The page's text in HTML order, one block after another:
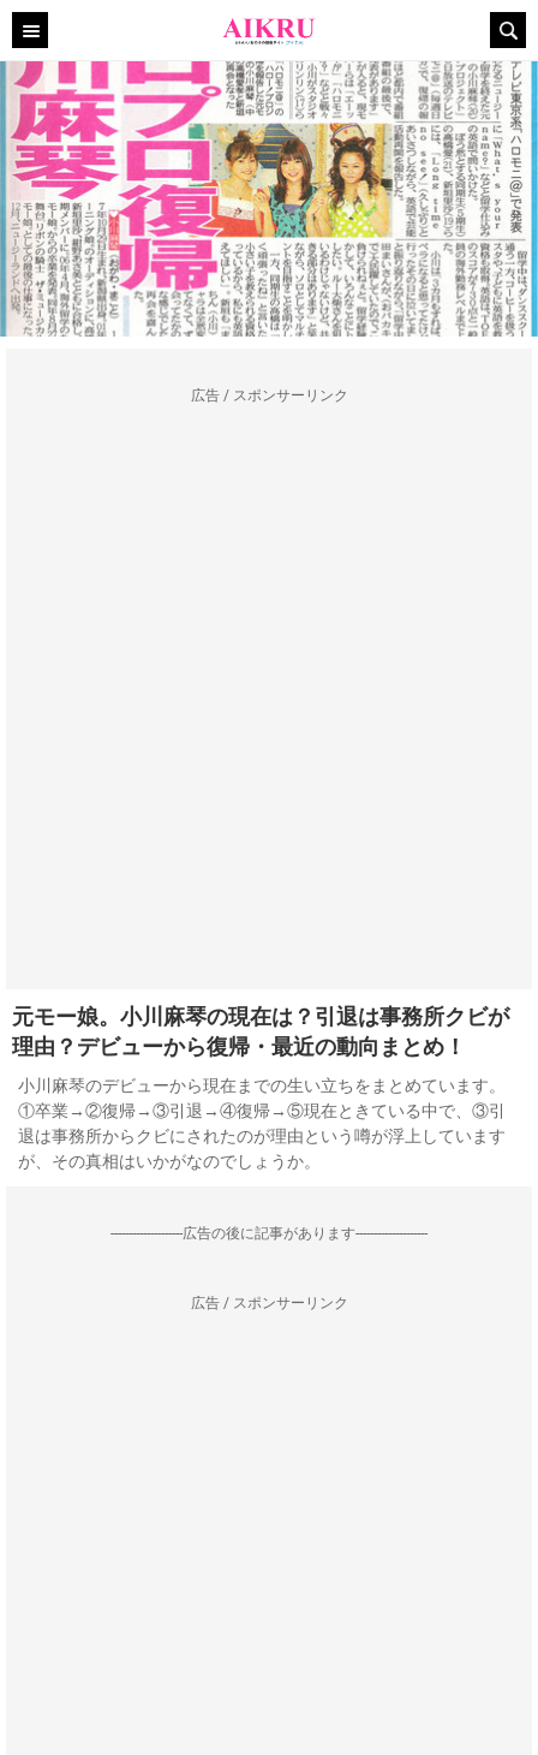
広告 / スポンサーリンク
元モー娘。小川麻琴の現在は？引退は事務所クビが
理由？デビューから復帰・最近の動向まとめ！
小川麻琴のデビューから現在までの生い立ちをまとめています。
①卒業→②復帰→③引退→④復帰→⑤現在ときている中で、③引
退は事務所からクビにされたのが理由という噂が浮上しています
が、その真相はいかがなのでしょうか。
--------------------広告の後に記事があります--------------------
広告 / スポンサーリンク